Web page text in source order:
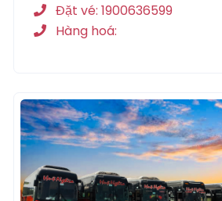
Đặt vé: 1900636599
Hàng hoá: